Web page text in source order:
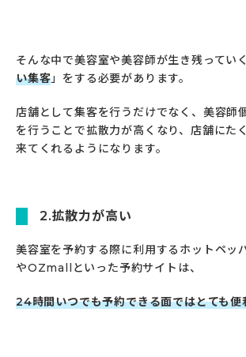
そんな中で美容室や美容師が生き残ってい
い集客」をする必要があります。
店舗として集客を行うだけでなく、美容師
を行うことで拡散力が高くなり、店舗にた
来てくれるようになります。
2.拡散力が高い
美容室を予約する際に利用するホットペッ
やOZmallといった予約サイトは、
24時間いつでも予約できる面ではとても便